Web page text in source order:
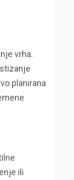
vrha.
planirana
ili